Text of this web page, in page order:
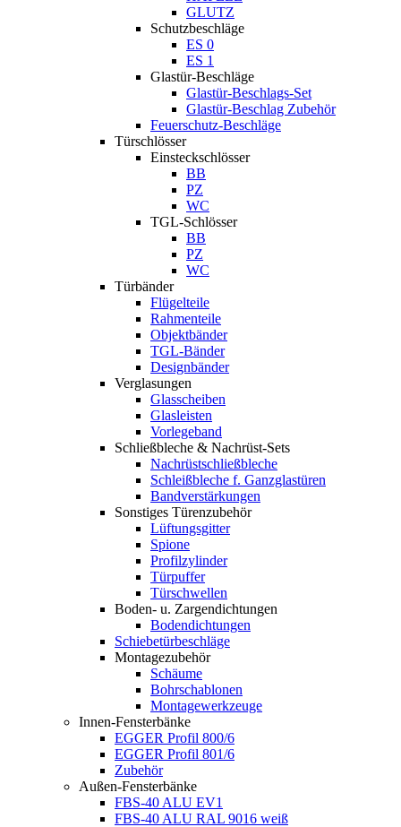
GLUTZ
Schutzbeschläge
ES 0
ES 1
Glastür-Beschläge
Glastür-Beschlags-Set
Glastür-Beschlag Zubehör
Feuerschutz-Beschläge
Türschlösser
Einsteckschlösser
BB
PZ
WC
TGL-Schlösser
BB
PZ
WC
Türbänder
Flügelteile
Rahmenteile
Objektbänder
TGL-Bänder
Designbänder
Verglasungen
Glasscheiben
Glasleisten
Vorlegeband
Schließbleche & Nachrüst-Sets
Nachrüstschließbleche
Schleißbleche f. Ganzglastüren
Bandverstärkungen
Sonstiges Türenzubehör
Lüftungsgitter
Spione
Profilzylinder
Türpuffer
Türschwellen
Boden- u. Zargendichtungen
Bodendichtungen
Schiebetürbeschläge
Montagezubehör
Schäume
Bohrschablonen
Montagewerkzeuge
Innen-Fensterbänke
EGGER Profil 800/6
EGGER Profil 801/6
Zubehör
Außen-Fensterbänke
FBS-40 ALU EV1
FBS-40 ALU RAL 9016 weiß